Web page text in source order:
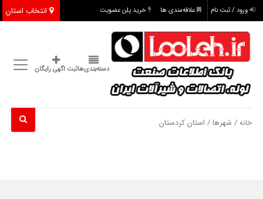
انتخاب استان ورود / ثبت نام علاقه‌مندی ها خرید پلن عضویت
دسته‌بندی‌هاثبت اگهی رایگان
خانه / شهرها / استان کردستان